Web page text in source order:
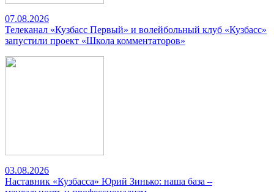
07.08.2026
Телеканал «Кузбасс Первый» и волейбольный клуб «Кузбасс»
запустили проект «Школа комментаторов»
03.08.2026
Наставник «Кузбасса» Юрий Зинько: наша база –